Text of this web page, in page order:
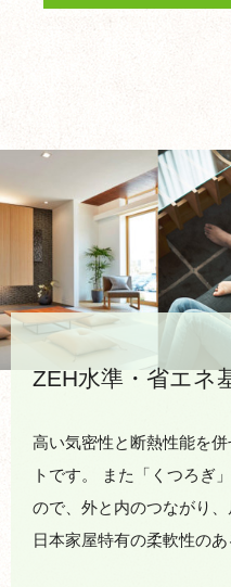
ZEH水準・省エネ
高い気密性と断熱性能を
トです。 また「くつろぎ
ので、外と内のつながり
日本家屋特有の柔軟性のあ